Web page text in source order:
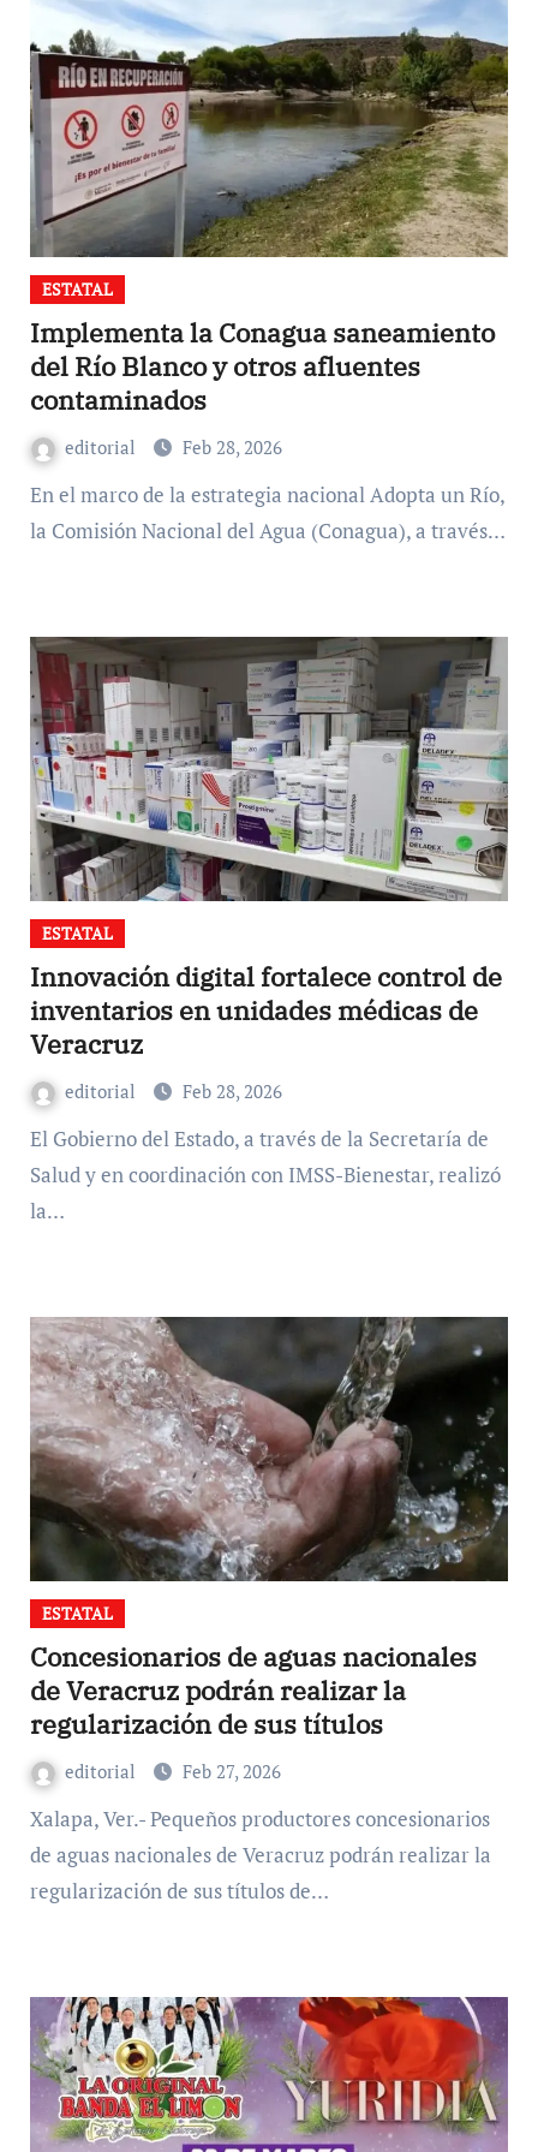
ESTATAL
Implementa la Conagua saneamiento
del Río Blanco y otros afluentes
contaminados
editorial Feb 28, 2026
En el marco de la estrategia nacional Adopta un Río,
la Comisión Nacional del Agua (Conagua), a través…
ESTATAL
Innovación digital fortalece control de
inventarios en unidades médicas de
Veracruz
editorial Feb 28, 2026
El Gobierno del Estado, a través de la Secretaría de
Salud y en coordinación con IMSS-Bienestar, realizó
la…
ESTATAL
Concesionarios de aguas nacionales
de Veracruz podrán realizar la
regularización de sus títulos
editorial Feb 27, 2026
Xalapa, Ver.- Pequeños productores concesionarios
de aguas nacionales de Veracruz podrán realizar la
regularización de sus títulos de…